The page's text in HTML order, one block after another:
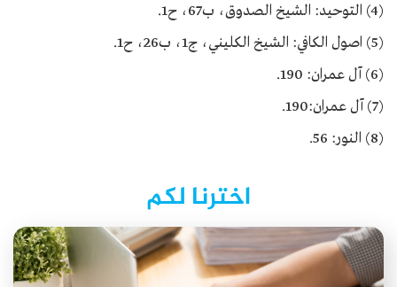
(4) التوحيد: الشيخ الصدوق، ب67، ح1.
(5) اصول الكافي: الشيخ الكليني، ج1، ب26، ح1.
(6) آل عمران: 190.
(7) آل عمران:190.
(8) النور: 56.
اخترنا لكم